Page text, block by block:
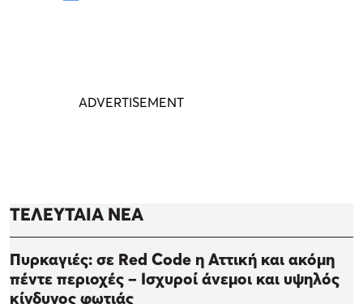
ΤΕΛΕΥΤΑΙΑ ΝΕΑ
Πυρκαγιές: σε Red Code η Αττική και ακόμη
πέντε περιοχές – Ισχυροί άνεμοι και υψηλός
κίνδυνος φωτιάς